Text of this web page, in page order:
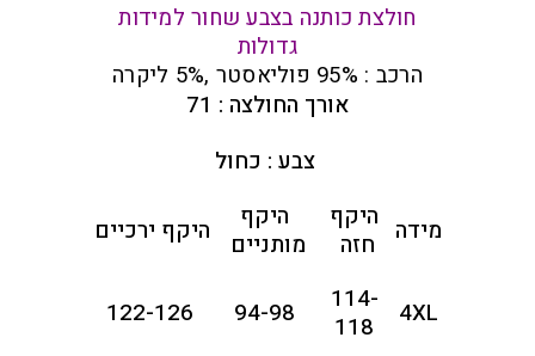
חולצת כותנה בצבע שחור למידות
גדולות
הרכב : 95% פוליאסטר ,5% ליקרה
אורך החולצה : 71
צבע : כחול
מידה היקף
חזה
היקף
מותניים
היקף ירכיים
4XL
114-
118
94-98
122-126